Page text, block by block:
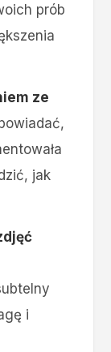
prób
ze
jak
i